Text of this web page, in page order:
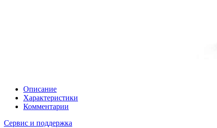
Описание
Характеристики
Комментарии
Сервис и поддержка